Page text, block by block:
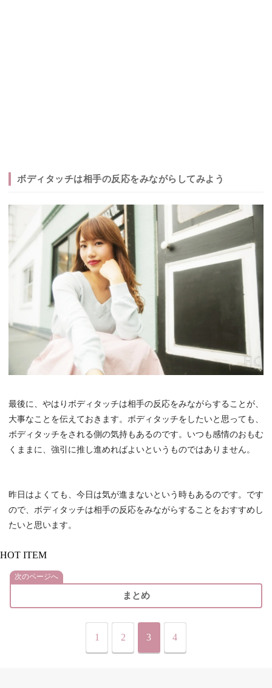
ボディタッチは相手の反応をみながらしてみよう
最後に、やはりボディタッチは相手の反応をみながらすることが、
大事なことを伝えておきます。ボディタッチをしたいと思っても、
ボディタッチをされる側の気持もあるのです。いつも感情のおもむ
くままに、強引に推し進めればよいというものではありません。
昨日はよくても、今日は気が進まないという時もあるのです。です
ので、ボディタッチは相手の反応をみながらすることをおすすめし
たいと思います。
HOT ITEM
次のページへ
まとめ
1 2 3 4